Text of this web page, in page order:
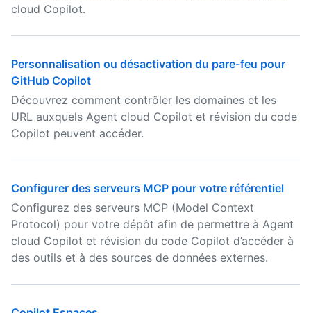
cloud Copilot.
Personnalisation ou désactivation du pare-feu pour
GitHub Copilot
Découvrez comment contrôler les domaines et les
URL auxquels Agent cloud Copilot et révision du code
Copilot peuvent accéder.
Configurer des serveurs MCP pour votre référentiel
Configurez des serveurs MCP (Model Context
Protocol) pour votre dépôt afin de permettre à Agent
cloud Copilot et révision du code Copilot d’accéder à
des outils et à des sources de données externes.